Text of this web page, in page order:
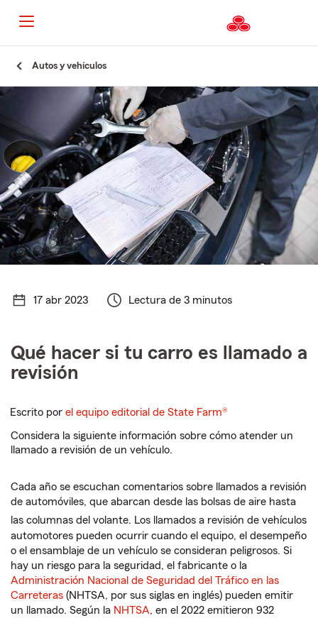
Autos y vehículos
17 abr 2023 Lectura de 3 minutos
Qué hacer si tu carro es llamado a
revisión
Escrito porel equipo editorial de State Farm®
Considera la siguiente información sobre cómo atender un
llamado a revisión de un vehículo.
Cada año se escuchan comentarios sobre llamados a revisión
de automóviles, que abarcan desde las bolsas de aire hasta
las columnas del volante. Los llamados a revisión de vehículos
automotores pueden ocurrir cuando el equipo, el desempeño
o el ensamblaje de un vehículo se consideran peligrosos. Si
hay un riesgo para la seguridad, el fabricante o la
Administración Nacional de Seguridad del Tráfico en las
Carreteras (NHTSA, por sus siglas en inglés) pueden emitir
un llamado. Según la NHTSA, en el 2022 emitieron 932